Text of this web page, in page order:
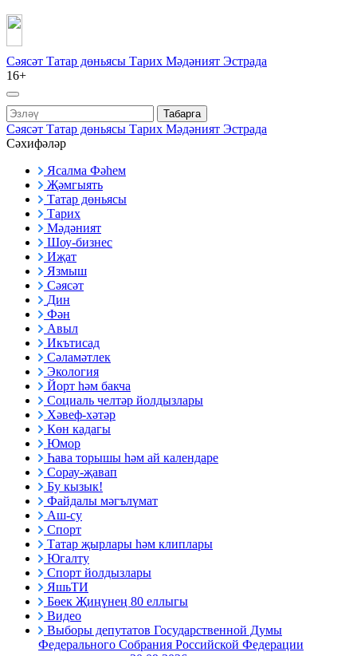
Сәясәт Татар дөньясы Тарих Мәдәният Эстрада
16+
Табарга
Сәясәт Татар дөньясы Тарих Мәдәният Эстрада
Сәхифәләр
Ясалма Фәһем
Җәмгыять
Татар дөньясы
Тарих
Мәдәният
Шоу-бизнес
Иҗат
Язмыш
Сәясәт
Дин
Фән
Авыл
Икътисад
Сәламәтлек
Экология
Йорт һәм бакча
Социаль челтәр йолдызлары
Хәвеф-хәтәр
Көн кадагы
Юмор
Һава торышы һәм ай календаре
Сорау-җавап
Бу кызык!
Файдалы мәгълүмат
Аш-су
Спорт
Татар җырлары һәм клиплары
Югалту
Спорт йолдызлары
ЯшьТИ
Бөек Җиңүнең 80 еллыгы
Видео
Выборы депутатов Государственной Думы
Федерального Собрания Российской Федерации